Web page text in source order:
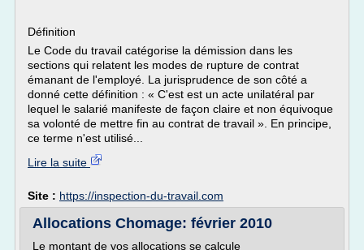
Définition
Le Code du travail catégorise la démission dans les
sections qui relatent les modes de rupture de contrat
émanant de l'employé. La jurisprudence de son côté a
donné cette définition : « C'est est un acte unilatéral par
lequel le salarié manifeste de façon claire et non équivoque
sa volonté de mettre fin au contrat de travail ». En principe,
ce terme n'est utilisé...
Lire la suite
Site : https://inspection-du-travail.com
Allocations Chomage: février 2010
Le montant de vos allocations se calcule